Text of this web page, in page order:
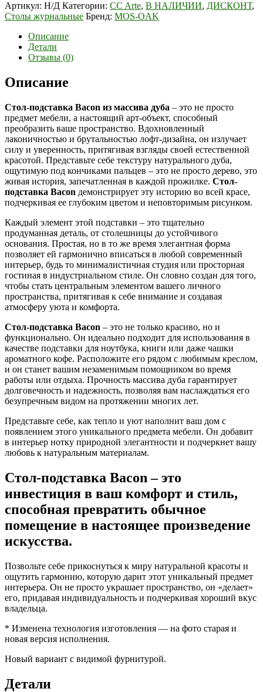
Артикул: Н/Д Категории: CC Arte, В НАЛИЧИИ, ДИСКОНТ,
Столы журнальные Бренд: MOS-OAK
Описание
Детали
Отзывы (0)
Описание
Стол-подставка Bacon из массива дуба – это не просто
предмет мебели, а настоящий арт-объект, способный
преобразить ваше пространство. Вдохновленный
лаконичностью и брутальностью лофт-дизайна, он излучает
силу и уверенность, притягивая взгляды своей естественной
красотой. Представьте себе текстуру натурального дуба,
ощутимую под кончиками пальцев – это не просто дерево, это
живая история, запечатленная в каждой прожилке. Стол-
подставка Bacon демонстрирует эту историю во всей красе,
подчеркивая ее глубоким цветом и неповторимым рисунком.
Каждый элемент этой подставки – это тщательно
продуманная деталь, от столешницы до устойчивого
основания. Простая, но в то же время элегантная форма
позволяет ей гармонично вписаться в любой современный
интерьер, будь то минималистичная студия или просторная
гостиная в индустриальном стиле. Он словно создан для того,
чтобы стать центральным элементом вашего личного
пространства, притягивая к себе внимание и создавая
атмосферу уюта и комфорта.
Стол-подставка Bacon – это не только красиво, но и
функционально. Он идеально подходит для использования в
качестве подставки для ноутбука, книги или даже чашки
ароматного кофе. Расположите его рядом с любимым креслом,
и он станет вашим незаменимым помощником во время
работы или отдыха. Прочность массива дуба гарантирует
долговечность и надежность, позволяя вам наслаждаться его
безупречным видом на протяжении многих лет.
Представьте себе, как тепло и уют наполнит ваш дом с
появлением этого уникального предмета мебели. Он добавит
в интерьер нотку природной элегантности и подчеркнет вашу
любовь к натуральным материалам.
Стол-подставка Bacon – это
инвестиция в ваш комфорт и стиль,
способная превратить обычное
помещение в настоящее произведение
искусства.
Позвольте себе прикоснуться к миру натуральной красоты и
ощутить гармонию, которую дарит этот уникальный предмет
интерьера. Он не просто украшает пространство, он «делает»
его, придавая индивидуальность и подчеркивая хороший вкус
владельца.
* Изменена технология изготовления — на фото старая и
новая версия исполнения.
Новый вариант с видимой фурнитурой.
Детали